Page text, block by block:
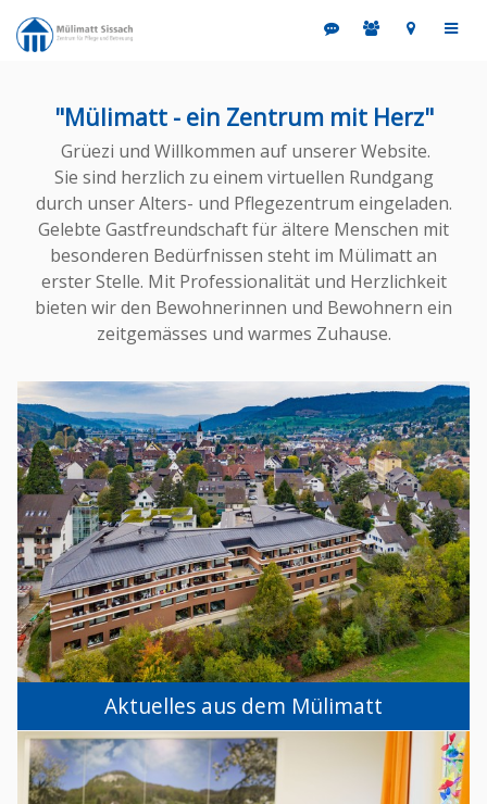
"Mülimatt - ein Zentrum mit Herz"
Grüezi und Willkommen auf unserer Website.
Sie sind herzlich zu einem virtuellen Rundgang
durch unser Alters- und Pflegezentrum eingeladen.
Gelebte Gastfreundschaft für ältere Menschen mit
besonderen Bedürfnissen steht im Mülimatt an
erster Stelle. Mit Professionalität und Herzlichkeit
bieten wir den Bewohnerinnen und Bewohnern ein
zeitgemässes und warmes Zuhause.
Aktuelles aus dem Mülimatt